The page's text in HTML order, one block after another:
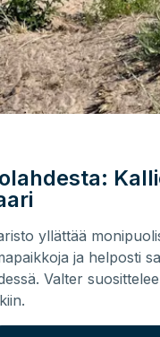
yllättää
ja helposti
Valter